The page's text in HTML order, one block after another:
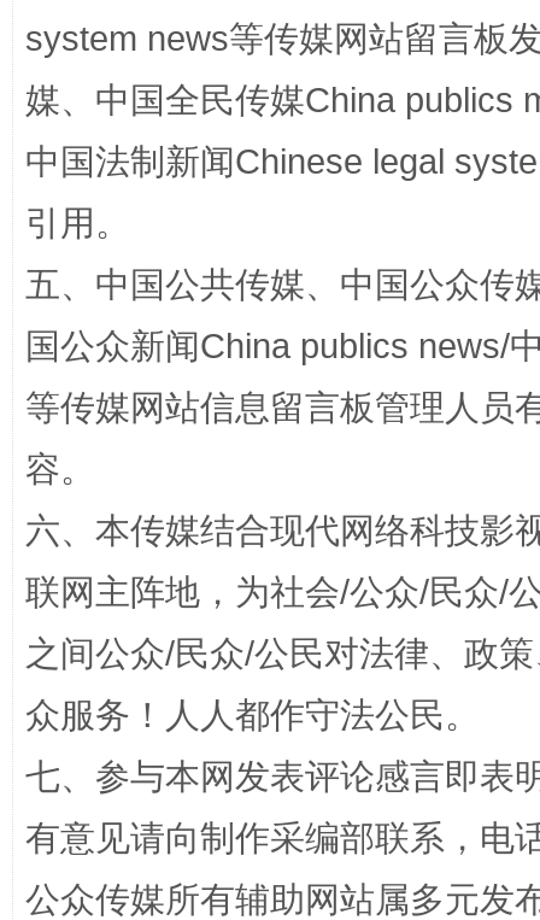
漫山遍野的桃花与雪山、麦地、白藏房
system news等传媒网站留言板
媒、中国全民传媒China publics
中国法制新闻Chinese legal
引用。
五、中国公共传媒、中国公众传
国公众新闻China publics news/
等传媒网站信息留言板管理人员
容。
六、本传媒结合现代网络科技影
联网主阵地，为社会/公众/民众/
之间公众/民众/公民对法律、政
众服务！人人都作守法公民。
七、参与本网发表评论感言即表
有意见请向制作采编部联系，电
公众传媒所有辅助网站属多元发